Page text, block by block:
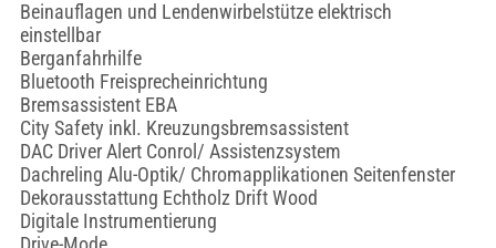
Beinauflagen und Lendenwirbelstütze elektrisch
einstellbar
Berganfahrhilfe
Bluetooth Freisprecheinrichtung
Bremsassistent EBA
City Safety inkl. Kreuzungsbremsassistent
DAC Driver Alert Conrol/ Assistenzsystem
Dachreling Alu-Optik/ Chromapplikationen Seitenfenster
Dekorausstattung Echtholz Drift Wood
Digitale Instrumentierung